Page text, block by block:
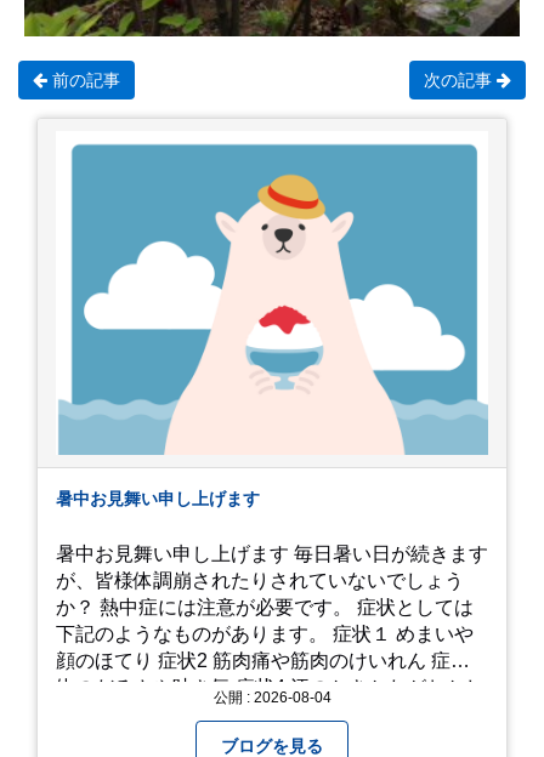
前の記事 次の記事
暑中お見舞い申し上げます
暑中お見舞い申し上げます 毎日暑い日が続きます
が、皆様体調崩されたりされていないでしょう
か？ 熱中症には注意が必要です。 症状としては
下記のようなものがあります。 症状１ めまいや
顔のほてり 症状2 筋肉痛や筋肉のけいれん 症状3
体のだるさや吐き気 症状4 汗のかきかたがおかし
に反応しない、まっすぐ歩けない 症状7 水分補給
公開 : 2026-08-04
ブログを見る